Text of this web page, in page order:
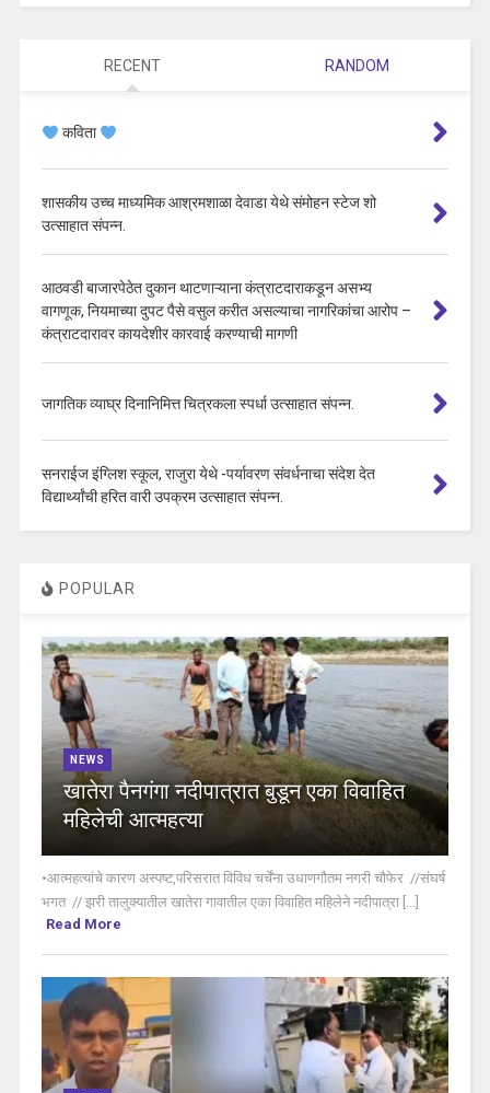
RECENT RANDOM
कविता
शासकीय उच्च माध्यमिक आश्रमशाळा देवाडा येथे संमोहन स्टेज शो
उत्साहात संपन्न.
आठवडी बाजारपेठेत दुकान थाटणाऱ्याना कंत्राटदाराकडून असभ्य
वागणूक, नियमाच्या दुपट पैसे वसुल करीत असल्याचा नागरिकांचा आरोप –
कंत्राटदारावर कायदेशीर कारवाई करण्याची मागणी
जागतिक व्याघ्र दिनानिमित्त चित्रकला स्पर्धा उत्साहात संपन्न.
सनराईज इंग्लिश स्कूल, राजुरा येथे -पर्यावरण संवर्धनाचा संदेश देत
विद्यार्थ्यांची हरित वारी उपक्रम उत्साहात संपन्न.
POPULAR
NEWS
खातेरा पैनगंगा नदीपात्रात बुडून एका विवाहित
महिलेची आत्महत्या
•आत्महत्यांचे कारण अस्पष्ट,परिसरात विविध चर्चेंना उधाणगौतम नगरी चौफेर //संघर्ष
भगत // झरी तालुक्यातील खातेरा गावातील एका विवाहित महिलेने नदीपात्रा [...]
Read More